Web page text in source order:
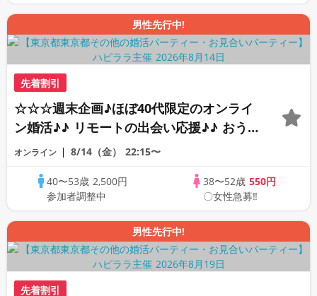
男性先行中!
先着割引
☆☆☆週末企画♪ほぼ40代限定のオンライ
ン婚活♪♪ リモートの出会い応援♪♪ おう
ちで乾杯しませんか♪♪ ☆全国の方が対象
PARTY!!
オンライン 8/14（金） 22:15〜
40〜53歳 2,500円
参加者調整中
38〜52歳 550円
〇女性急募‼
男性先行中!
先着割引